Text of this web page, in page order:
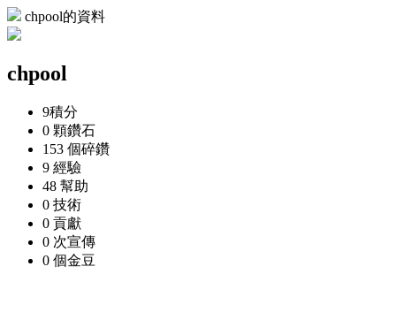
chpool的資料
chpool
9積分
0 顆鑽石
153 個碎鑽
9 經驗
48 幫助
0 技術
0 貢獻
0 次宣傳
0 個金豆